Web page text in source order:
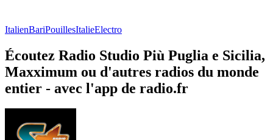
ItalienBariPouillesItalieElectro
Écoutez Radio Studio Più Puglia e Sicilia,
Maxximum ou d'autres radios du monde
entier - avec l'app de radio.fr